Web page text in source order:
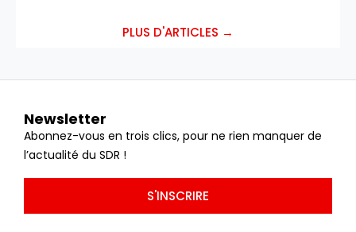
PLUS D'ARTICLES →
Newsletter
Abonnez-vous en trois clics, pour ne rien manquer de
l’actualité du SDR !
S'INSCRIRE